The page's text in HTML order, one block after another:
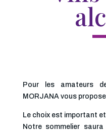
Pour les amateurs
MORJANA vous
Le choix est important
Notre sommelier